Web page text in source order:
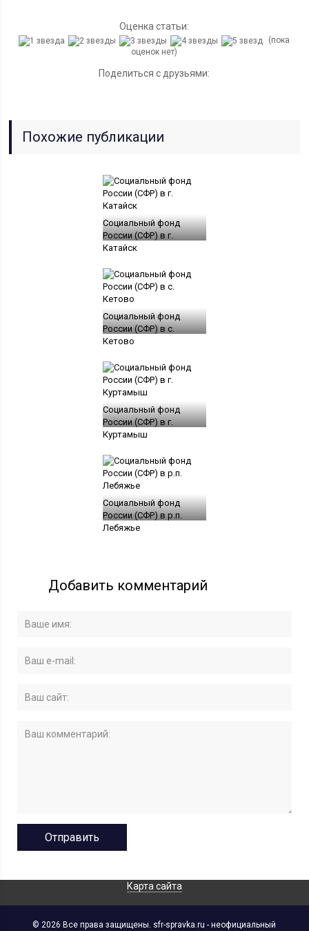
Оценка статьи:
(пока
оценок нет)
Поделиться с друзьями:
Похожие публикации
Социальный фонд
России (СФР) в г.
Катайск
Социальный фонд
России (СФР) в с.
Кетово
Социальный фонд
России (СФР) в г.
Куртамыш
Социальный фонд
России (СФР) в р.п.
Лебяжье
Добавить комментарий
Карта сайта
© 2026 Все права защищены. sfr-spravka.ru - неофициальный